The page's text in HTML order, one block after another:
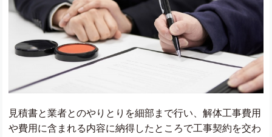
見積書と業者とのやりとりを細部まで行い、解体工事費用
や費用に含まれる内容に納得したところで工事契約を交わ